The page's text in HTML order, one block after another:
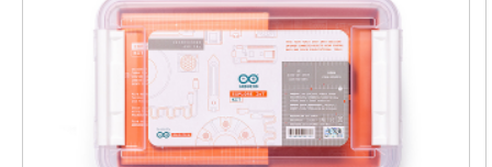
Este kit actúa como un puente hacia el mundo de Grove y
proporciona una forma flexible para que los fabricantes amplíen
sus proyectos para incluir otros módulos complejos de Grove. El
Kit incluye acceso a una con todas las instrucciones necesarias
para conectar, dibujar y jugar con los diferentes Módulos Grove.